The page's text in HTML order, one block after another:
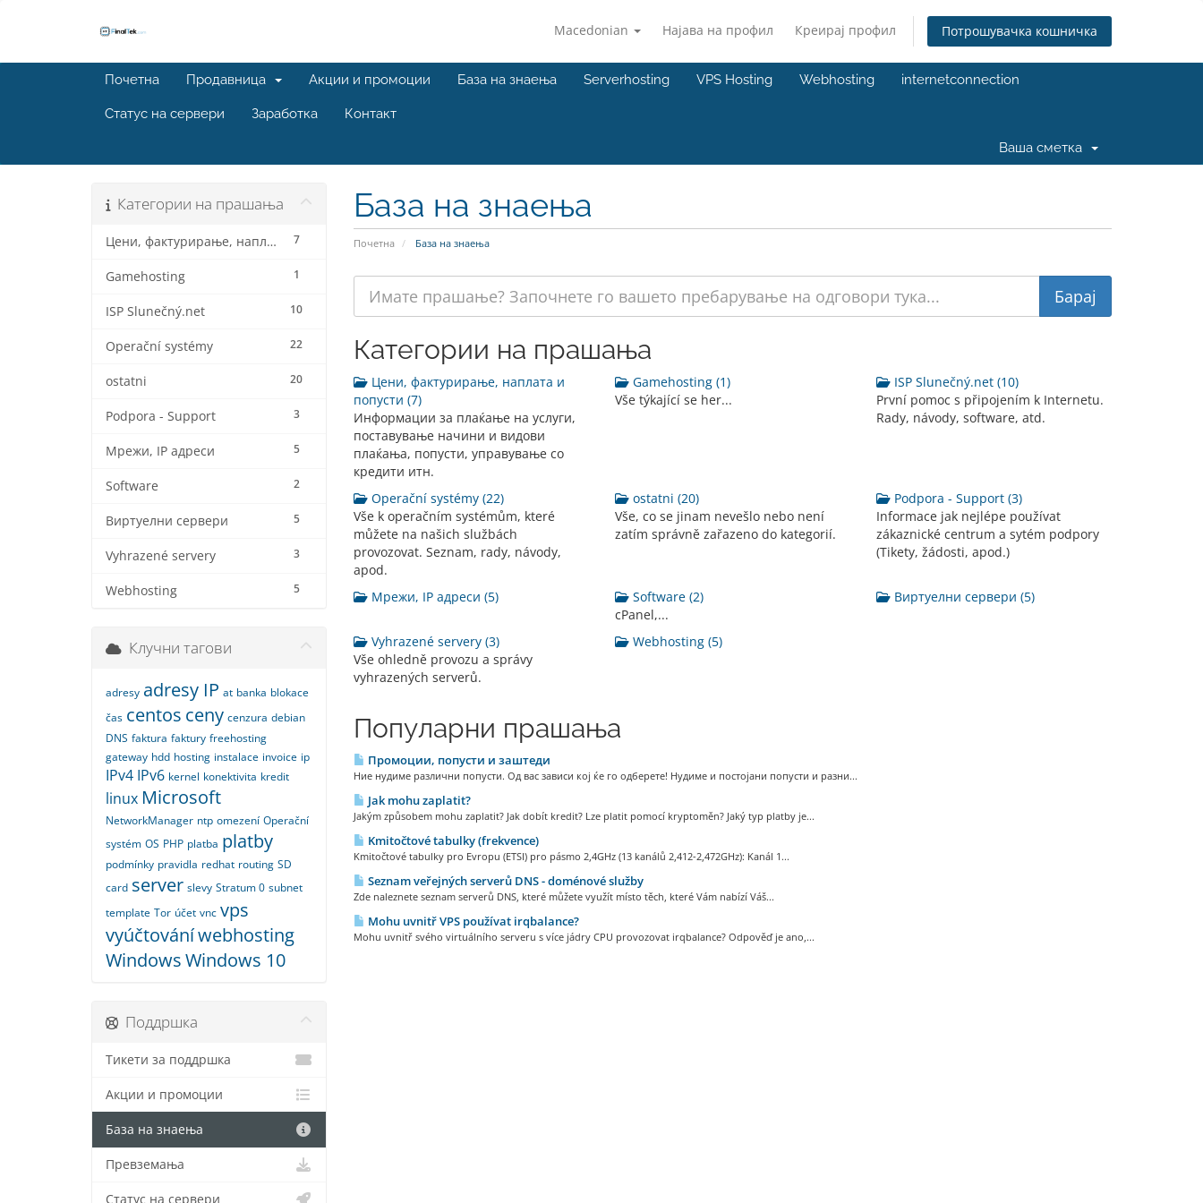
Macedonian Најава на профил Креирај профил Потрошувачка кошничка
Почетна Продавница Акции и промоции База на знаења Serverhosting VPS Hosting Webhosting internetconnection
Статус на сервери Заработка Контакт
Ваша сметка
База на знаења
Почетна База на знаења
Категории на прашања
7
Цени, фактурирање, наплата и попусти
1
Gamehosting
10
ISP Slunečný.net
22
Operační systémy
20
ostatni
3
Podpora - Support
5
Мрежи, IP адреси
2
Software
5
Виртуелни сервери
3
Vyhrazené servery
5
Webhosting
Категории на прашања
Цени, фактурирање, наплата и
попусти (7)
Информации за плаќање на услуги,
поставување начини и видови
плаќања, попусти, управување со
кредити итн.
Gamehosting (1)
Vše týkající se her...
ISP Slunečný.net (10)
První pomoc s připojením k Internetu.
Rady, návody, software, atd.
Operační systémy (22)
Vše k operačním systémům, které
můžete na našich službách
provozovat. Seznam, rady, návody,
apod.
ostatni (20)
Vše, co se jinam nevešlo nebo není
zatím správně zařazeno do kategorií.
Podpora - Support (3)
Informace jak nejlépe používat
zákaznické centrum a sytém podpory
(Tikety, žádosti, apod.)
Мрежи, IP адреси (5)
Software (2)
cPanel,...
Виртуелни сервери (5)
Vyhrazené servery (3)
Vše ohledně provozu a správy
vyhrazených serverů.
Webhosting (5)
Популарни прашања
Промоции, попусти и заштеди
Ние нудиме различни попусти. Од вас зависи кој ќе го одберете! Нудиме и постојани попусти и разни...
Jak mohu zaplatit?
Jakým způsobem mohu zaplatit? Jak dobít kredit? Lze platit pomocí kryptoměn? Jaký typ platby je...
Kmitočtové tabulky (frekvence)
Kmitočtové tabulky pro Evropu (ETSI) pro pásmo 2,4GHz (13 kanálů 2,412-2,472GHz): Kanál 1...
Seznam veřejných serverů DNS - doménové služby
Zde naleznete seznam serverů DNS, které můžete využít místo těch, které Vám nabízí Váš...
Mohu uvnitř VPS používat irqbalance?
Mohu uvnitř svého virtuálního serveru s více jádry CPU provozovat irqbalance? Odpověď je ano,...
Клучни тагови
adresy adresy IP at banka blokace
čas centos ceny cenzura debian
DNS faktura faktury freehosting
gateway hdd hosting instalace invoice ip
IPv4 IPv6 kernel konektivita kredit
linux Microsoft
NetworkManager ntp omezení Operační
systém OS PHP platba platby
podmínky pravidla redhat routing SD
card server slevy Stratum 0 subnet
template Tor účet vnc vps
vyúčtováníwebhosting
WindowsWindows 10
Поддршка
Тикети за поддршка
Акции и промоции
База на знаења
Превземања
Статус на сервери